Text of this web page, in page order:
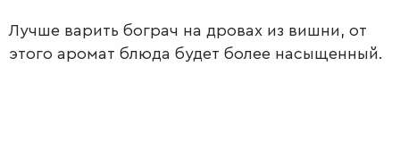
Лучше варить бограч на дровах из вишни, от
этого аромат блюда будет более насыщенный.